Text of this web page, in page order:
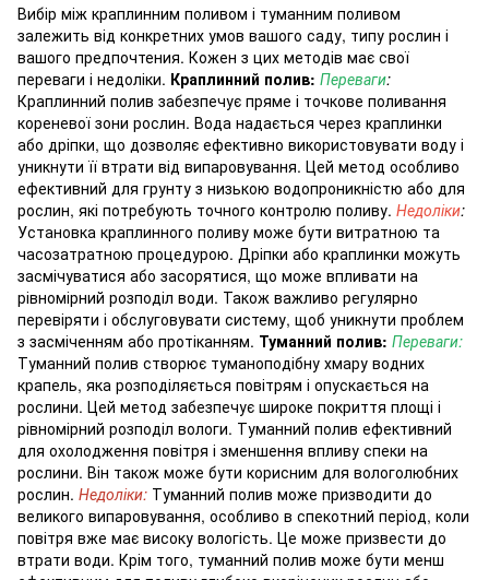
Вибір між краплинним поливом і туманним поливом
залежить від конкретних умов вашого саду, типу рослин і
вашого предпочтения. Кожен з цих методів має свої
переваги і недоліки. Краплинний полив: Переваги:
Краплинний полив забезпечує пряме і точкове поливання
кореневої зони рослин. Вода надається через краплинки
або дріпки, що дозволяє ефективно використовувати воду і
уникнути її втрати від випаровування. Цей метод особливо
ефективний для грунту з низькою водопроникністю або для
рослин, які потребують точного контролю поливу. Недоліки:
Установка краплинного поливу може бути витратною та
часозатратною процедурою. Дріпки або краплинки можуть
засмічуватися або засорятися, що може впливати на
рівномірний розподіл води. Також важливо регулярно
перевіряти і обслуговувати систему, щоб уникнути проблем
з засміченням або протіканням. Туманний полив: Переваги:
Туманний полив створює туманоподібну хмару водних
крапель, яка розподіляється повітрям і опускається на
рослини. Цей метод забезпечує широке покриття площі і
рівномірний розподіл вологи. Туманний полив ефективний
для охолодження повітря і зменшення впливу спеки на
рослини. Він також може бути корисним для вологолюбних
рослин. Недоліки: Туманний полив може призводити до
великого випаровування, особливо в спекотний період, коли
повітря вже має високу вологість. Це може призвести до
втрати води. Крім того, туманний полив може бути менш